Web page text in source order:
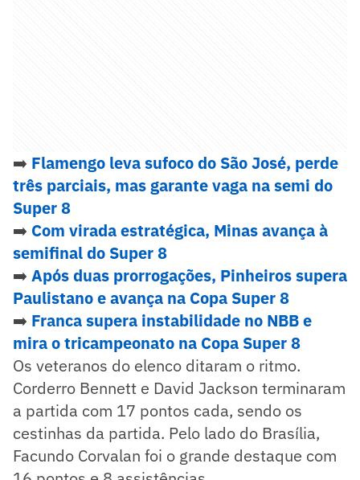
➡️ Flamengo leva sufoco do São José, perde
três parciais, mas garante vaga na semi do
Super 8
➡️ Com virada estratégica, Minas avança à
semifinal do Super 8
➡️ Após duas prorrogações, Pinheiros supera
Paulistano e avança na Copa Super 8
➡️ Franca supera instabilidade no NBB e
mira o tricampeonato na Copa Super 8
Os veteranos do elenco ditaram o ritmo.
Corderro Bennett e David Jackson terminaram
a partida com 17 pontos cada, sendo os
cestinhas da partida. Pelo lado do Brasília,
Facundo Corvalan foi o grande destaque com